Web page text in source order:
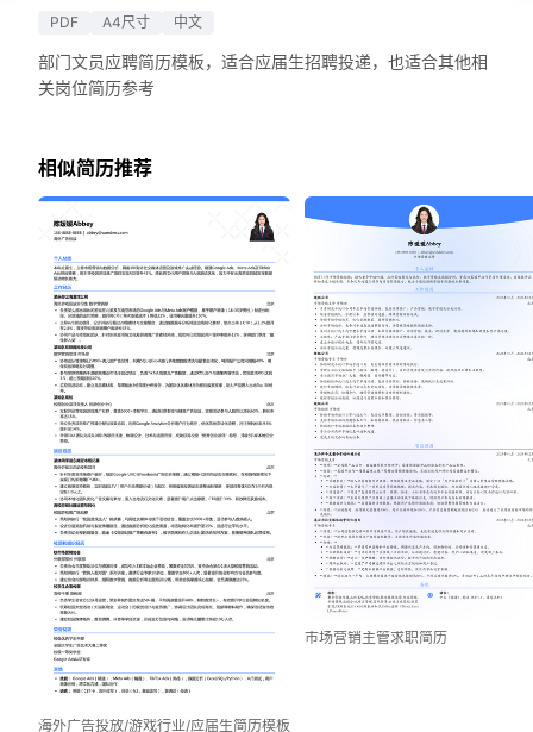
PDF A4尺寸 中文
部门文员应聘简历模板，适合应届生招聘投递，也适合其他相
关岗位简历参考
相似简历推荐
海外广告投放/游戏行业/应届生简历模板
市场营销主管求职简历